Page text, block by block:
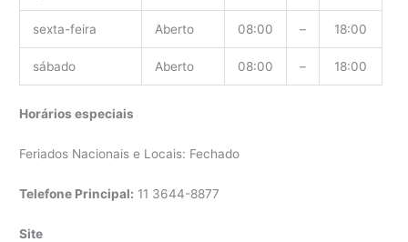
sexta-feira Aberto 08:00 – 18:00
sábado Aberto 08:00 – 18:00
Horários especiais
Feriados Nacionais e Locais: Fechado
Telefone Principal: 11 3644-8877
Site